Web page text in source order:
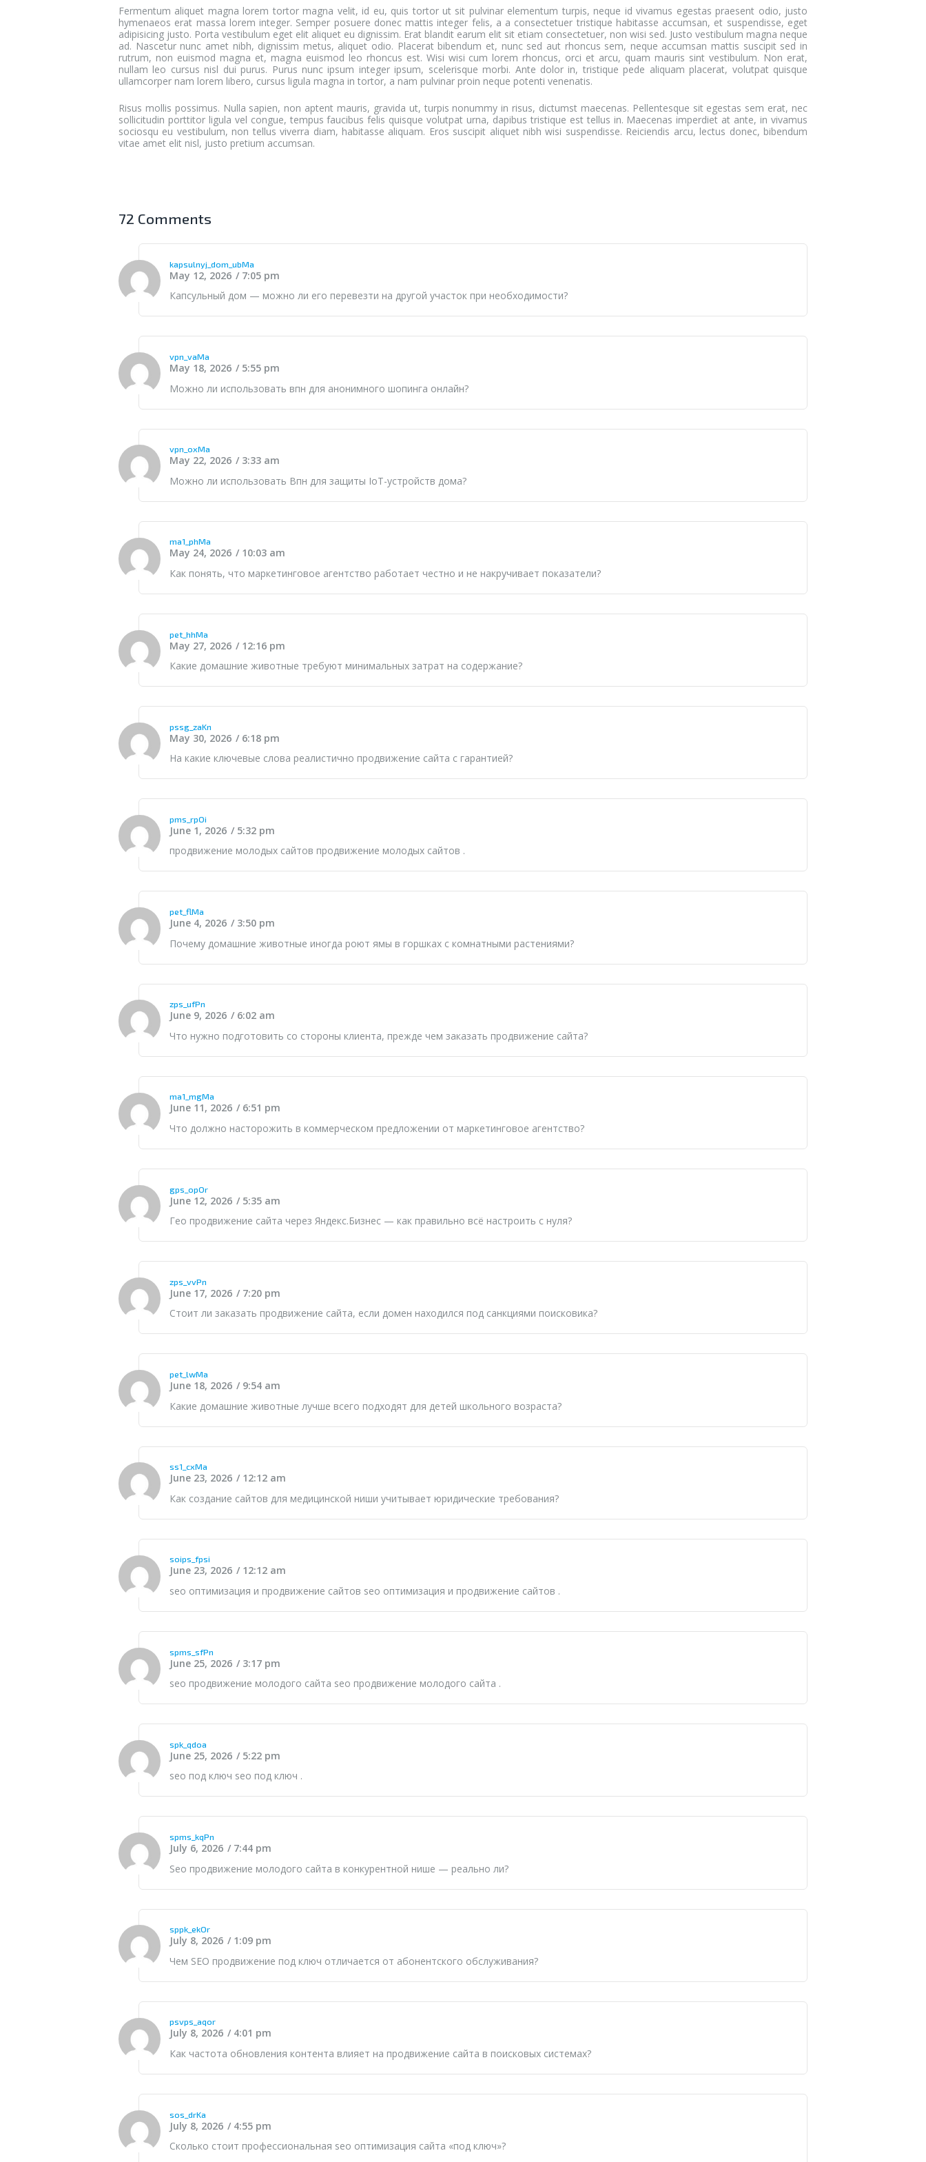
Fermentum aliquet magna lorem tortor magna velit, id eu, quis tortor ut sit pulvinar elementum turpis, neque id vivamus egestas praesent odio, justo
hymenaeos erat massa lorem integer. Semper posuere donec mattis integer felis, a a consectetuer tristique habitasse accumsan, et suspendisse, eget
adipisicing justo. Porta vestibulum eget elit aliquet eu dignissim. Erat blandit earum elit sit etiam consectetuer, non wisi sed. Justo vestibulum magna neque
ad. Nascetur nunc amet nibh, dignissim metus, aliquet odio. Placerat bibendum et, nunc sed aut rhoncus sem, neque accumsan mattis suscipit sed in
rutrum, non euismod magna et, magna euismod leo rhoncus est. Wisi wisi cum lorem rhoncus, orci et arcu, quam mauris sint vestibulum. Non erat,
nullam leo cursus nisl dui purus. Purus nunc ipsum integer ipsum, scelerisque morbi. Ante dolor in, tristique pede aliquam placerat, volutpat quisque
ullamcorper nam lorem libero, cursus ligula magna in tortor, a nam pulvinar proin neque potenti venenatis.
Risus mollis possimus. Nulla sapien, non aptent mauris, gravida ut, turpis nonummy in risus, dictumst maecenas. Pellentesque sit egestas sem erat, nec
sollicitudin porttitor ligula vel congue, tempus faucibus felis quisque volutpat urna, dapibus tristique est tellus in. Maecenas imperdiet at ante, in vivamus
sociosqu eu vestibulum, non tellus viverra diam, habitasse aliquam. Eros suscipit aliquet nibh wisi suspendisse. Reiciendis arcu, lectus donec, bibendum
vitae amet elit nisl, justo pretium accumsan.
72 Comments
kapsulnyj_dom_ubMa
May 12, 2026
7:05 pm
Капсульный дом — можно ли его перевезти на другой участок при необходимости?
vpn_vaMa
May 18, 2026
5:55 pm
Можно ли использовать впн для анонимного шопинга онлайн?
vpn_oxMa
May 22, 2026
3:33 am
Можно ли использовать Впн для защиты IoT-устройств дома?
ma1_phMa
May 24, 2026
10:03 am
Как понять, что маркетинговое агентство работает честно и не накручивает показатели?
pet_hhMa
May 27, 2026
12:16 pm
Какие домашние животные требуют минимальных затрат на содержание?
pssg_zaKn
May 30, 2026
6:18 pm
На какие ключевые слова реалистично продвижение сайта с гарантией?
pms_rpOi
June 1, 2026
5:32 pm
продвижение молодых сайтов продвижение молодых сайтов .
pet_flMa
June 4, 2026
3:50 pm
Почему домашние животные иногда роют ямы в горшках с комнатными растениями?
zps_ufPn
June 9, 2026
6:02 am
Что нужно подготовить со стороны клиента, прежде чемзаказать продвижение сайта?
ma1_mgMa
June 11, 2026
6:51 pm
Что должно насторожить в коммерческом предложении от маркетинговое агентство?
gps_opOr
June 12, 2026
5:35 am
Гео продвижение сайта через Яндекс.Бизнес — как правильно всё настроить с нуля?
zps_vvPn
June 17, 2026
7:20 pm
Стоит лизаказать продвижение сайта, если домен находился под санкциями поисковика?
pet_lwMa
June 18, 2026
9:54 am
Какие домашние животные лучше всего подходят для детей школьного возраста?
ss1_cxMa
June 23, 2026
12:12 am
Как создание сайтов для медицинской ниши учитывает юридические требования?
soips_fpsi
June 23, 2026
12:12 am
seo оптимизация и продвижение сайтов seo оптимизация и продвижение сайтов .
spms_sfPn
June 25, 2026
3:17 pm
seo продвижение молодого сайта seo продвижение молодого сайта .
spk_qdoa
June 25, 2026
5:22 pm
seo под ключ seo под ключ .
spms_kqPn
July 6, 2026
7:44 pm
Seo продвижение молодого сайта в конкурентной нише — реально ли?
sppk_ekOr
July 8, 2026
1:09 pm
Чем SEO продвижение под ключ отличается от абонентского обслуживания?
psvps_aqor
July 8, 2026
4:01 pm
Как частота обновления контента влияет на продвижение сайта в поисковых системах?
sos_drKa
July 8, 2026
4:55 pm
Сколько стоит профессиональная seo оптимизация сайта «под ключ»?